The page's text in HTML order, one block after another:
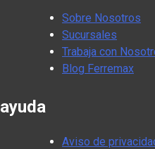
Sobre Nosotros
Sucursales
Trabaja con
Blog Ferremax
ayuda
Aviso de